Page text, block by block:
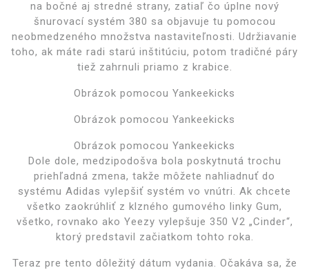
na bočné aj stredné strany, zatiaľ čo úplne nový
šnurovací systém 380 sa objavuje tu pomocou
neobmedzeného množstva nastaviteľnosti. Udržiavanie
toho, ak máte radi starú inštitúciu, potom tradičné páry
tiež zahrnuli priamo z krabice.
Obrázok pomocou Yankeekicks
Obrázok pomocou Yankeekicks
Obrázok pomocou Yankeekicks
Dole dole, medzipodošva bola poskytnutá trochu
priehľadná zmena, takže môžete nahliadnuť do
systému Adidas vylepšiť systém vo vnútri. Ak chcete
všetko zaokrúhliť z klzného gumového linky Gum,
všetko, rovnako ako Yeezy vylepšuje 350 V2 „Cinder“,
ktorý predstavil začiatkom tohto roka.
Teraz pre tento dôležitý dátum vydania. Očakáva sa, že